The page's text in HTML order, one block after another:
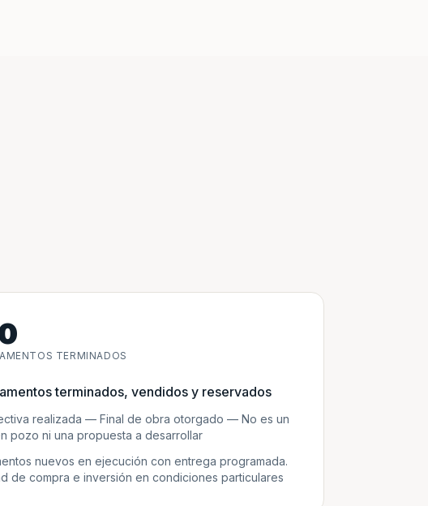
TERMINADOS
terminados, vendidos y reservados
realizada — Final de obra otorgado — No es un
pozo ni una propuesta a desarrollar
nuevos en ejecución con entrega programada.
de compra e inversión en condiciones particulares